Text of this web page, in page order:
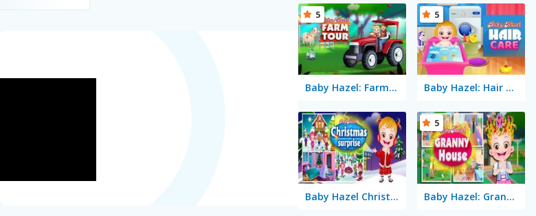
Baby Hazel: Farm Tour
5
Baby Hazel: Hair Care
5
Baby Hazel Christmas Surprise Baby Hazel: Granny House
5